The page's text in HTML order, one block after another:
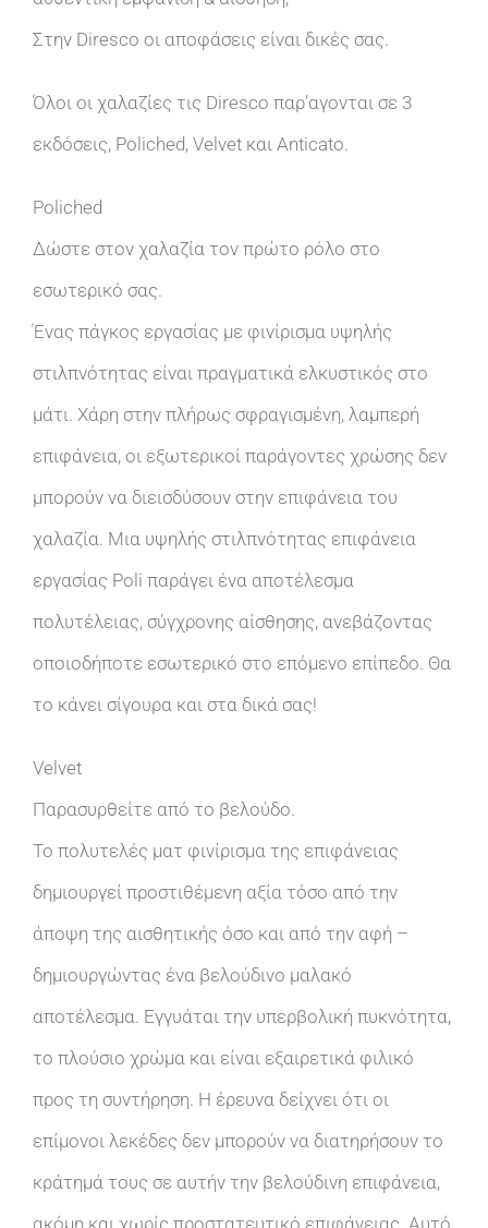
Στην Diresco οι αποφάσεις είναι δικές σας.
Όλοι οι χαλαζίες τις Diresco παρ’αγονται σε 3
εκδόσεις, Poliched, Velvet και Anticato.
Poliched
Δώστε στον χαλαζία τον πρώτο ρόλο στο
εσωτερικό σας.
Ένας πάγκος εργασίας με φινίρισμα υψηλής
στιλπνότητας είναι πραγματικά ελκυστικός στο
μάτι. Χάρη στην πλήρως σφραγισμένη, λαμπερή
επιφάνεια, οι εξωτερικοί παράγοντες χρώσης δεν
μπορούν να διεισδύσουν στην επιφάνεια του
χαλαζία. Μια υψηλής στιλπνότητας επιφάνεια
εργασίας Poli παράγει ένα αποτέλεσμα
πολυτέλειας, σύγχρονης αίσθησης, ανεβάζοντας
οποιοδήποτε εσωτερικό στο επόμενο επίπεδο. Θα
το κάνει σίγουρα και στα δικά σας!
Velvet
Παρασυρθείτε από το βελούδο.
Το πολυτελές ματ φινίρισμα της επιφάνειας
δημιουργεί προστιθέμενη αξία τόσο από την
άποψη της αισθητικής όσο και από την αφή –
δημιουργώντας ένα βελούδινο μαλακό
αποτέλεσμα. Εγγυάται την υπερβολική πυκνότητα,
το πλούσιο χρώμα και είναι εξαιρετικά φιλικό
προς τη συντήρηση. Η έρευνα δείχνει ότι οι
επίμονοι λεκέδες δεν μπορούν να διατηρήσουν το
κράτημά τους σε αυτήν την βελούδινη επιφάνεια,
ακόμη και χωρίς προστατευτικό επιφάνειας. Αυτό